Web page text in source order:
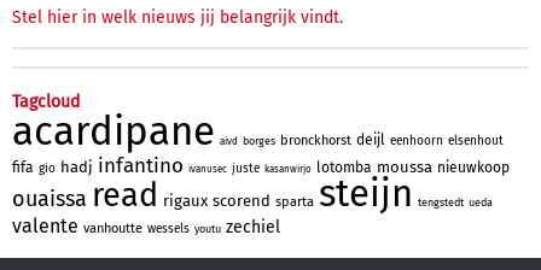
Stel hier in welk nieuws jij belangrijk vindt.
Tagcloud
acardipane aivd borges bronckhorst deijl eenhoorn elsenhout
fifa gio hadj infantino ivanusec juste kasanwirjo lotomba moussa nieuwkoop
ouaissa read rigaux scorend sparta steijn tengstedt ueda
valente vanhoutte wessels youtu zechiel